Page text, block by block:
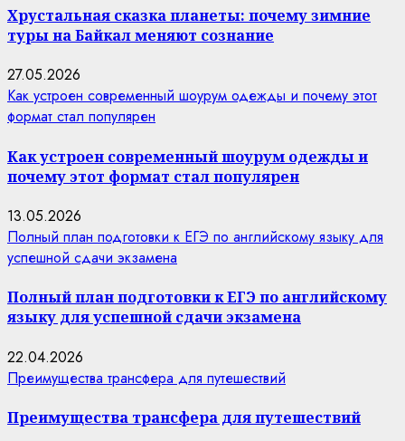
Хрустальная сказка планеты: почему зимние
туры на Байкал меняют сознание
27.05.2026
Как устроен современный шоурум одежды и почему этот
формат стал популярен
Как устроен современный шоурум одежды и
почему этот формат стал популярен
13.05.2026
Полный план подготовки к ЕГЭ по английскому языку для
успешной сдачи экзамена
Полный план подготовки к ЕГЭ по английскому
языку для успешной сдачи экзамена
22.04.2026
Преимущества трансфера для путешествий
Преимущества трансфера для путешествий